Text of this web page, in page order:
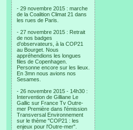
- 29 novembre 2015 : marche
de la Coalition Climat 21 dans
les rues de Paris.
- 27 novembre 2015 : Retrait
de nos badges
d’observateurs, à la COP21
au Bourget. Nous
appréhendions les longues
files de Copenhagen.
Personne encore sur les lieux.
En 3mn nous avions nos
Sesames.
- 26 novembre 2015 - 14h30 :
Intervention de Gilliane Le
Gallic sur France Tv Outre-
mer Première dans l'émission
Transversal Environnement
sur le thème "COP21 : les
enjeux pour l'Outre-mer".